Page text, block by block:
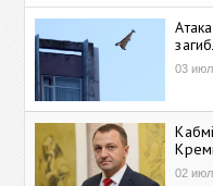
03
02